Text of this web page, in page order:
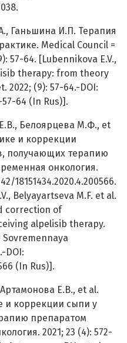
Ганьшина И.П. Терапия
Medical Council =
57-64. [Lubennikova E.V.,
therapy: from theory
2022; (9): 57-64.-DOI:
57-64 (In Rus)].
Белоярцева М.Ф., et
и коррекции
получающих терапию
онкология.
18151434.2020.4.200566.
Belyayartseva M.F. et al.
correction of
alpelisib therapy.
Sovremennaya
DOI:
(In Rus)].
Е.В., et al.
и коррекции сыпи у
препаратом
2021; 23 (4): 572-